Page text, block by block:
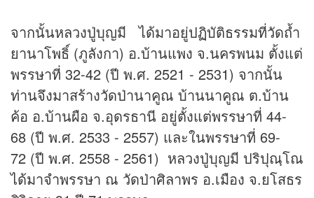
จากนั้นหลวงปู่บุญมี ได้มาอยู่ปฏิบัติธรรมที่วัดถ้ำ
ยานาโพธิ์ (ภูลังกา) อ.บ้านแพง จ.นครพนม ตั้งแต่
พรรษาที่ 32-42 (ปี พ.ศ. 2521 - 2531) จากนั้น
ท่านจึงมาสร้างวัดป่านาคูณ บ้านนาคูณ ต.บ้าน
ค้อ อ.บ้านผือ จ.อุดรธานี อยู่ตั้งแต่พรรษาที่ 44-
68 (ปี พ.ศ. 2533 - 2557) และในพรรษาที่ 69-
72 (ปี พ.ศ. 2558 - 2561) หลวงปู่บุญมี ปริปุณฺโณ
ได้มาจำพรรษา ณ วัดป่าศิลาพร อ.เมือง จ.ยโสธร